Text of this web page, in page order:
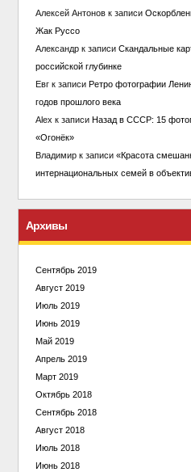
Алексей Антоновк записи
Жак Руссо
Александрк записи Скандальные
российской глубинке
Евгк записи Ретро фотографии
годов прошлого века
Alex к записи Назад в СССР: 15
«Огонёк»
Владимирк записи «Красота
интернациональных семей в
Архивы
Сентябрь 2019
Август 2019
Июль 2019
Июнь 2019
Май 2019
Апрель 2019
Март 2019
Октябрь 2018
Сентябрь 2018
Август 2018
Июль 2018
Июнь 2018